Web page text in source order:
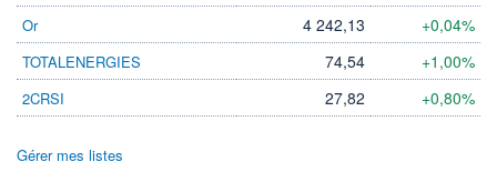
Or 4 242,13 +0,04%
TOTALENERGIES 74,54 +1,00%
2CRSI 27,82 +0,80%
Gérer mes listes